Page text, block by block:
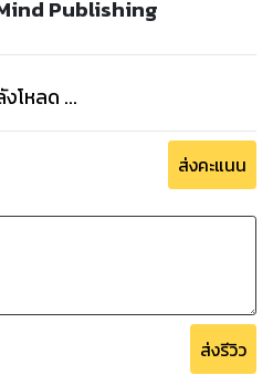
Publishing
โหลด ...
ส่งคะแนน
ส่งรีวิว